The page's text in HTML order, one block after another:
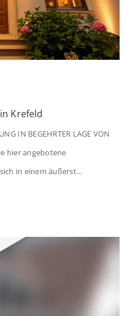
Krefeld
IN BEGEHRTER LAGE VON
hier angebotene
in einem äußerst
Ausstattung, die
stilvollen Ambiente